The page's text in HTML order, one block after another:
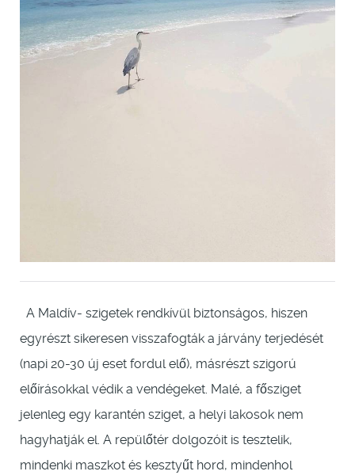
A Maldív- szigetek rendkívül biztonságos, hiszen
egyrészt sikeresen visszafogták a járvány terjedését
(napi 20-30 új eset fordul elő), másrészt szigorú
előírásokkal védik a vendégeket. Malé, a fősziget
jelenleg egy karantén sziget, a helyi lakosok nem
hagyhatják el. A repülőtér dolgozóit is tesztelik,
mindenki maszkot és kesztyűt hord, mindenhol